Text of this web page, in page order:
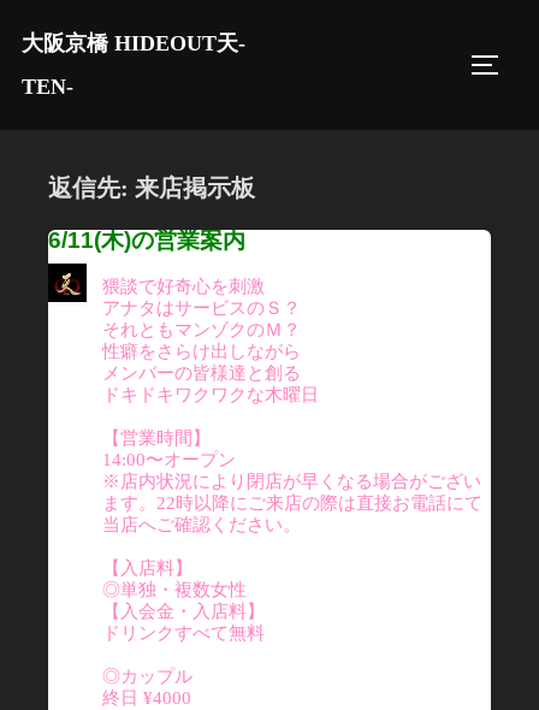
大阪京橋 HIDEOUT天-
TEN-
返信先: 来店掲示板
6/11(木)の営業案内
猥談で好奇心を刺激
アナタはサービスのＳ？
それともマンゾクのＭ？
性癖をさらけ出しながら
メンバーの皆様達と創る
ドキドキワクワクな木曜日
【営業時間】
14:00〜オープン
※店内状況により閉店が早くなる場合がござい
ます。22時以降にご来店の際は直接お電話にて
当店へご確認ください。
【入店料】
◎単独・複数女性
【入会金・入店料】
ドリンクすべて無料
◎カップル
終日 ¥4000